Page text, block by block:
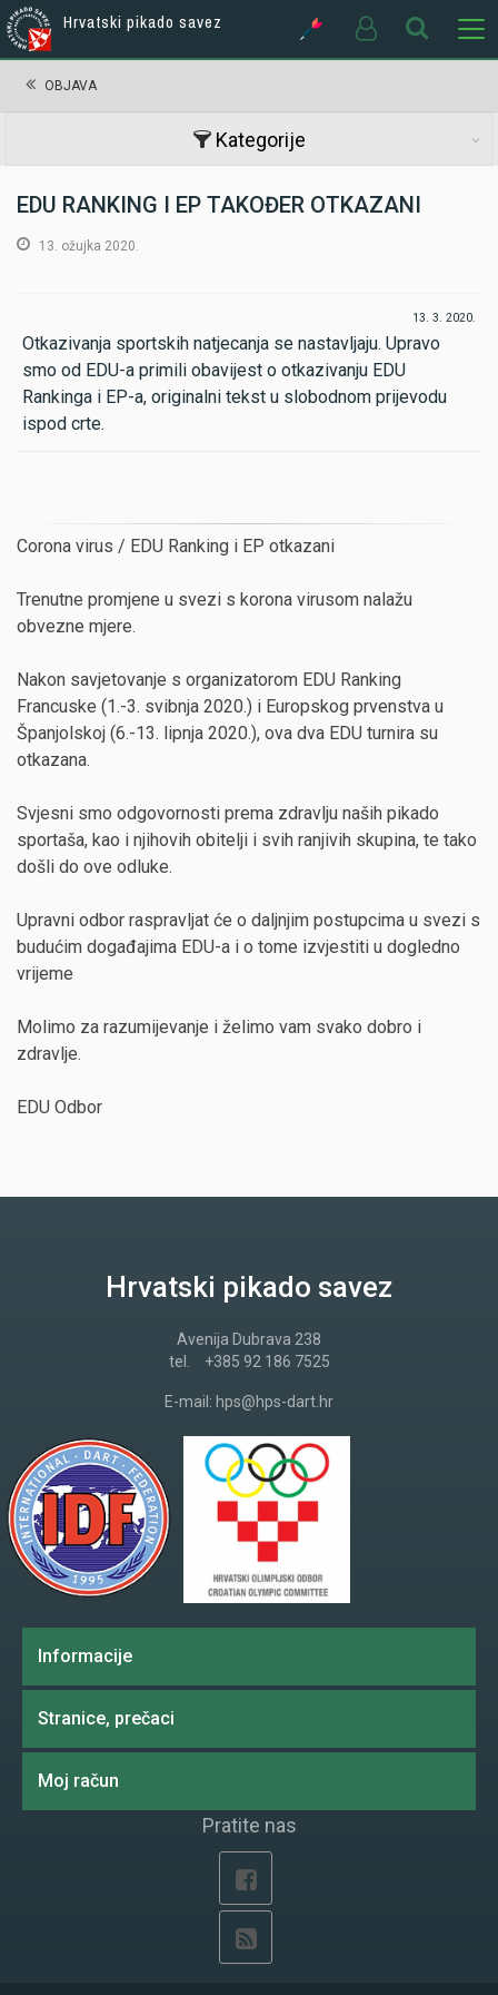
Hrvatski pikado savez
OBJAVA
Kategorije
EDU RANKING I EP TAKOĐER OTKAZANI
13. ožujka 2020.
13. 3. 2020.
Otkazivanja sportskih natjecanja se nastavljaju. Upravo
smo od EDU-a primili obavijest o otkazivanju EDU
Rankinga i EP-a, originalni tekst u slobodnom prijevodu
ispod crte.
Corona virus / EDU Ranking i EP otkazani
Trenutne promjene u svezi s korona virusom nalažu
obvezne mjere.
Nakon savjetovanje s organizatorom EDU Ranking
Francuske (1.-3. svibnja 2020.) i Europskog prvenstva u
Španjolskoj (6.-13. lipnja 2020.), ova dva EDU turnira su
otkazana.
Svjesni smo odgovornosti prema zdravlju naših pikado
sportaša, kao i njihovih obitelji i svih ranjivih skupina, te tako
došli do ove odluke.
Upravni odbor raspravljat će o daljnjim postupcima u svezi s
budućim događajima EDU-a i o tome izvjestiti u dogledno
vrijeme
Molimo za razumijevanje i želimo vam svako dobro i
zdravlje.
EDU Odbor
Hrvatski pikado savez
Avenija Dubrava 238
tel.
+385 92 186 7525
E-mail: hps@hps-dart.hr
Informacije
Stranice, prečaci
Moj račun
Pratite nas